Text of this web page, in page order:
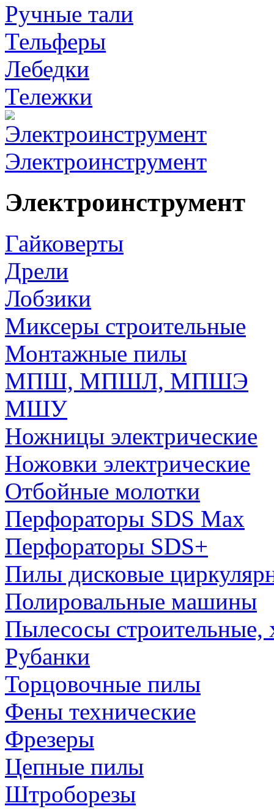
Ручные тали
Тельферы
Лебедки
Тележки
Электроинструмент
Электроинструмент
Гайковерты
Дрели
Лобзики
Миксеры строительные
Монтажные пилы
МПШ, МПШЛ, МПШЭ
МШУ
Ножницы электрические
Ножовки электрические
Отбойные молотки
Перфораторы SDS Max
Перфораторы SDS+
Пилы дисковые
Полировальные машины
Пылесосы строительные,
Рубанки
Торцовочные пилы
Фены технические
Фрезеры
Цепные пилы
Штроборезы